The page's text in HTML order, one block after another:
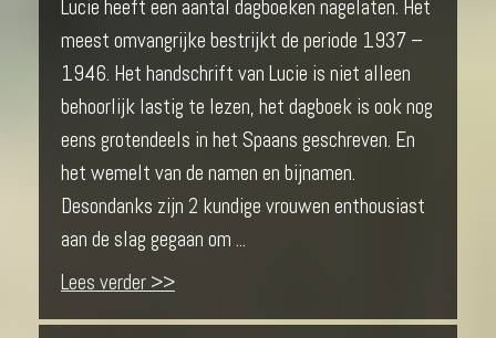
Lucie heeft een aantal dagboeken nagelaten. Het
meest omvangrijke bestrijkt de periode 1937 –
1946. Het handschrift van Lucie is niet alleen
behoorlijk lastig te lezen, het dagboek is ook nog
eens grotendeels in het Spaans geschreven. En
het wemelt van de namen en bijnamen.
Desondanks zijn 2 kundige vrouwen enthousiast
aan de slag gegaan om ...
Lees verder >>